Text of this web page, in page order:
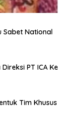
Sabet National
PT ICA Ke
Tim Khusus